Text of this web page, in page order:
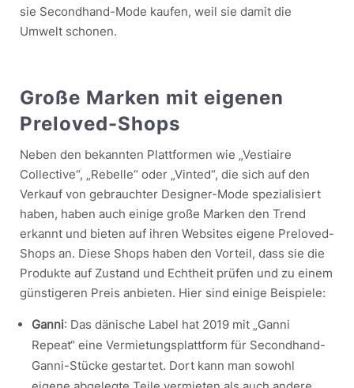
sie Secondhand-Mode kaufen, weil sie damit die
Umwelt schonen.
Große Marken mit eigenen
Preloved-Shops
Neben den bekannten Plattformen wie „Vestiaire
Collective“, „Rebelle“ oder „Vinted“, die sich auf den
Verkauf von gebrauchter Designer-Mode spezialisiert
haben, haben auch einige große Marken den Trend
erkannt und bieten auf ihren Websites eigene Preloved-
Shops an. Diese Shops haben den Vorteil, dass sie die
Produkte auf Zustand und Echtheit prüfen und zu einem
günstigeren Preis anbieten. Hier sind einige Beispiele:
Ganni: Das dänische Label hat 2019 mit „Ganni
Repeat“ eine Vermietungsplattform für Secondhand-
Ganni-Stücke gestartet. Dort kann man sowohl